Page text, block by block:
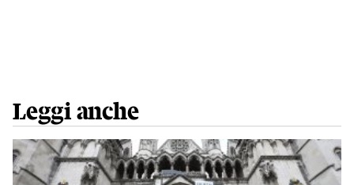
Leggi anche